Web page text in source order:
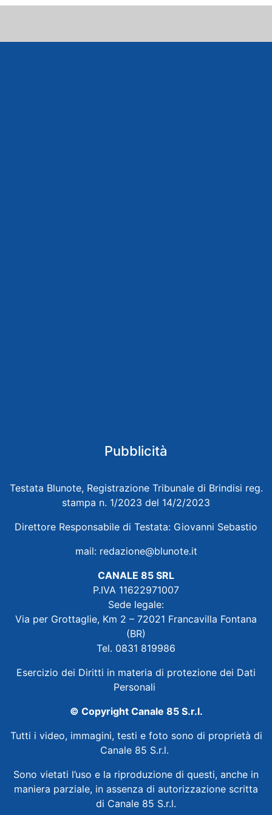
Pubblicità
Testata Blunote, Registrazione Tribunale di Brindisi reg.
stampa n. 1/2023 del 14/2/2023
Direttore Responsabile di Testata: Giovanni Sebastio
mail: redazione@blunote.it
CANALE 85 SRL
P.IVA 11622971007
Sede legale:
Via per Grottaglie, Km 2 – 72021 Francavilla Fontana
(BR)
Tel. 0831 819986
Esercizio dei Diritti in materia di protezione dei Dati
Personali
© Copyright Canale 85 S.r.l.
Tutti i video, immagini, testi e foto sono di proprietà di
Canale 85 S.r.l.
Sono vietati l’uso e la riproduzione di questi, anche in
maniera parziale, in assenza di autorizzazione scritta
di Canale 85 S.r.l.